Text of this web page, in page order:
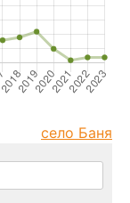
село Баня